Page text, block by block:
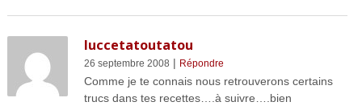
luccetatoutatou
26 septembre 2008 | Répondre
Comme je te connais nous retrouverons certains
trucs dans tes recettes….à suivre….bien